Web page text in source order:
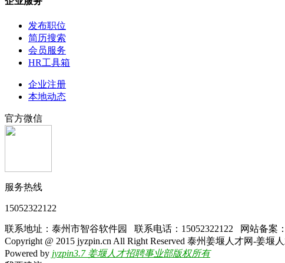
发布职位
简历搜索
会员服务
HR工具箱
企业注册
本地动态
官方微信
服务热线
15052322122
联系地址：泰州市智谷软件园 联系电话：15052322122 网站备案：
Copyright @ 2015 jyzpin.cn All Right Reserved 泰州姜堰人才网-姜
Powered by jyzpin3.7 姜堰人才招聘事业部版权所有